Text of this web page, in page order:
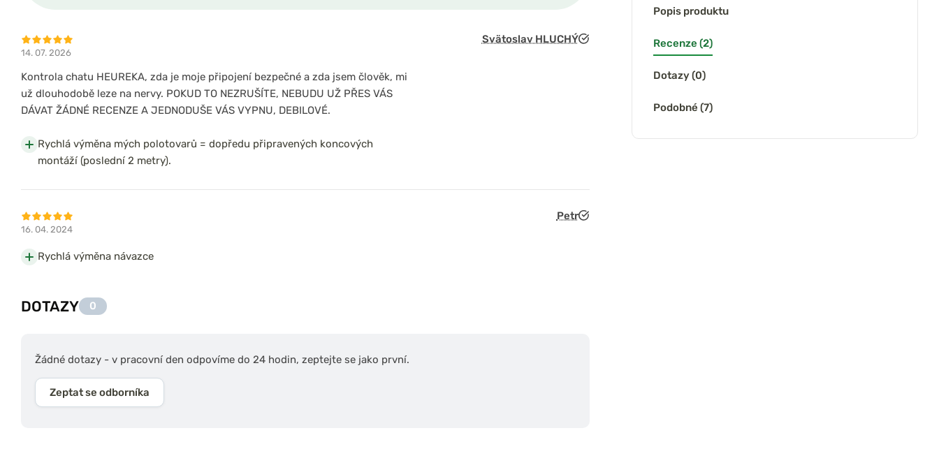
14. 07. 2026
Svätoslav HLUCHÝ
Kontrola chatu HEUREKA, zda je moje připojení bezpečné a zda jsem člověk, mi
už dlouhodobě leze na nervy. POKUD TO NEZRUŠÍTE, NEBUDU UŽ PŘES VÁS
DÁVAT ŽÁDNÉ RECENZE A JEDNODUŠE VÁS VYPNU, DEBILOVÉ.
Rychlá výměna mých polotovarů = dopředu připravených koncových
montáží (poslední 2 metry).
16. 04. 2024
Petr
Rychlá výměna návazce
DOTAZY 0
Žádné dotazy - v pracovní den odpovíme do 24 hodin, zeptejte se jako první.
Zeptat se odborníka
Popis produktu
Recenze (2)
Dotazy (0)
Podobné (7)